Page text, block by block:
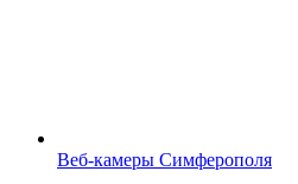
Веб-камеры Симферополя